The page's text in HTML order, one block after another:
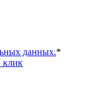
данных.*
клик